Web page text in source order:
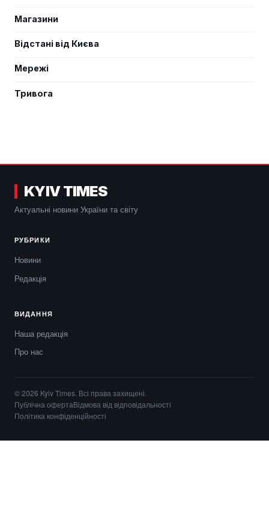
Магазини
Відстані від Києва
Мережі
Тривога
KYIV TIMES
Актуальні новини України та світу
РУБРИКИ
Новини
Редакція
ВИДАННЯ
Наша редакція
Про нас
© 2026 Kyiv Times. Всі права захищені.
Публічна офертаВідмова від відповідальності
Політика конфіденційності